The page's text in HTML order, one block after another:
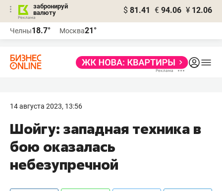
забронируй
валюту
$ 81.41 € 94.06 ¥ 12.06
Челны18.7° Москва21°
14 августа 2023, 13:56
Шойгу: западная техника в
бою оказалась
небезупречной